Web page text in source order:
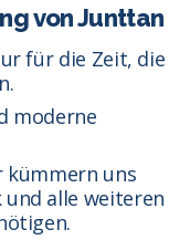
von Junttan
für die Zeit, die
moderne
kümmern uns
alle weiteren